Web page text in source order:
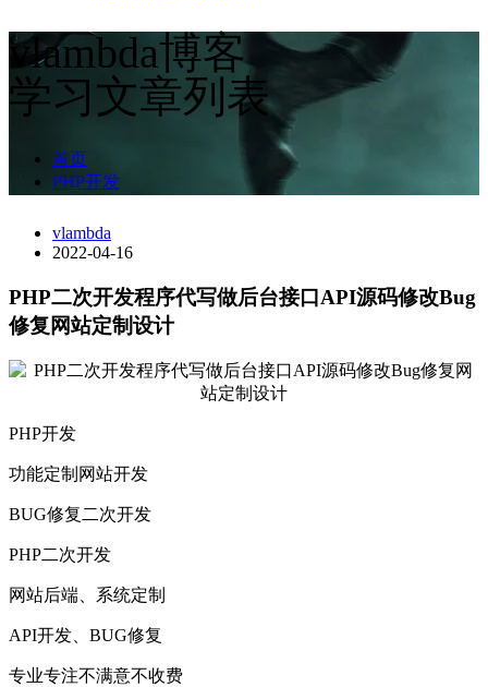
vlambda博客
学习文章列表
首页
PHP开发
vlambda
2022-04-16
PHP二次开发程序代写做后台接口API源码修改Bug
修复网站定制设计
PHP开发
功能定制网站开发
BUG修复二次开发
PHP二次开发
网站后端、系统定制
API开发、BUG修复
专业专注不满意不收费